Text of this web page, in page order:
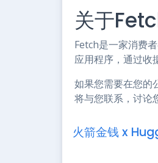
关于
Fetch是一家消费
应用程序，通过收
如果您需要在您的
将与您联系，讨论
火箭金钱 x